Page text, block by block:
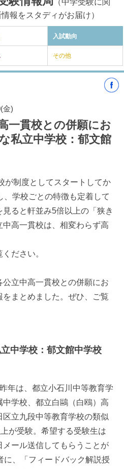
（中学受験に関
報をスタディがお届け）
入試動向
その他
金)
一貫校との併願にお
私立中学校：郁文館
が制度としてスタートしてか
、学校ごとの特徴も定着して
ると軒並み5倍以上の「狭き
高一貫校は、相変わらず高
ください。
立中高一貫校との併願にお
まとめました。ぜひ、ご覧
中学校：郁文館中学校
年は、都立小石川中等教育学
学校、都立白鷗（白鴎）高
立九段中等教育学校の類似
が受験。希望する受験生は
メール送信してもらうことが
に、「フィードバック解説授